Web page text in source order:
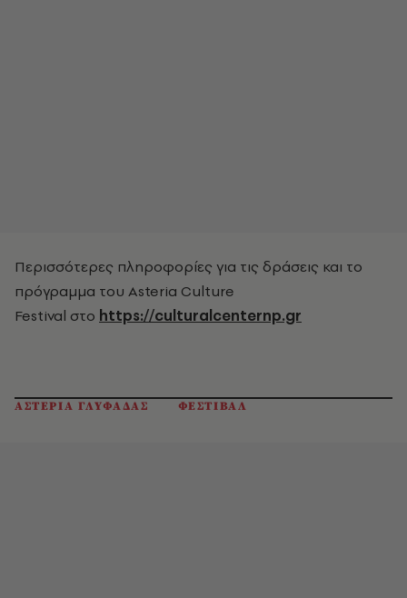
Περισσότερες πληροφορίες για τις δράσεις και το
πρόγραμμα του Asteria Culture
Festival στο https://culturalcenternp.gr
ΑΣΤΕΡΙΑ ΓΛΥΦΑΔΑΣ ΦΕΣΤΙΒΑΛ